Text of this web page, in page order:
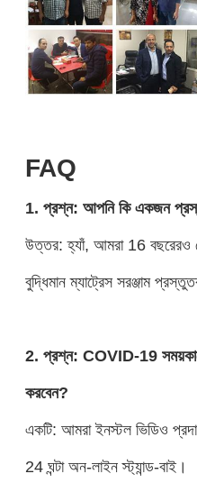
FAQ
1. প্রশ্ন: আপনি কি একজন
উত্তর: হ্যাঁ, আমরা 16 বছরেরও
বুদ্ধিমান ম্যাট্রেস সরঞ্জাম
2. প্রশ্ন: COVID-19
করবেন?
একটি: আমরা ইনস্টল ভিডিও
24 ঘন্টা অন-লাইন স্ট্যান্ড-বাই।